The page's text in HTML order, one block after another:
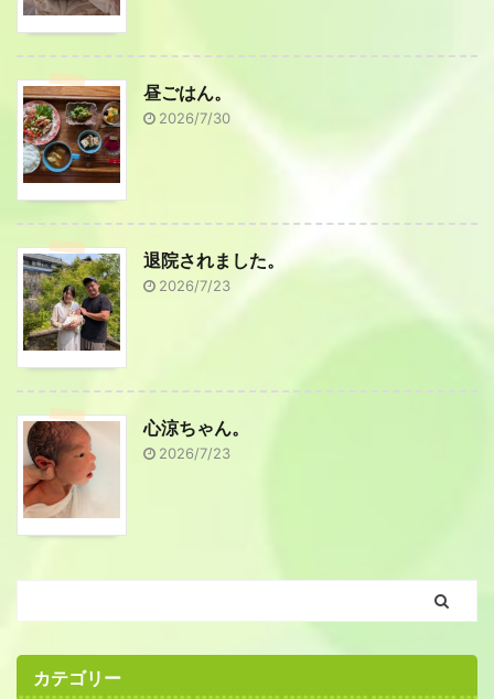
昼ごはん。
2026/7/30
退院されました。
2026/7/23
心涼ちゃん。
2026/7/23
カテゴリー